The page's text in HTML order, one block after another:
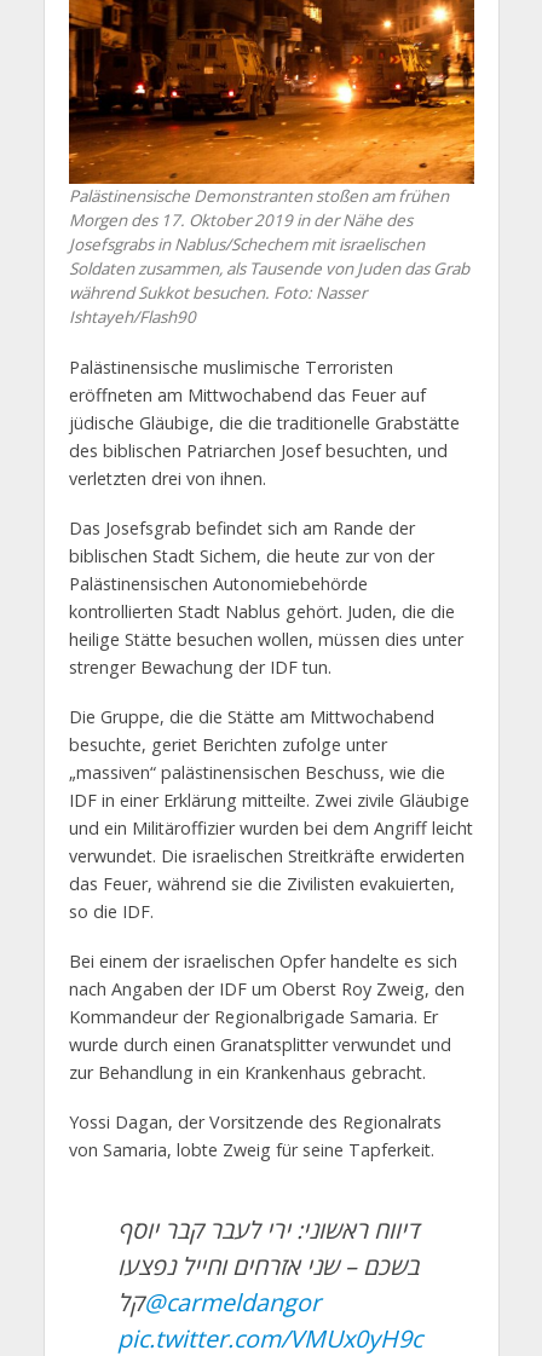
Palästinensische Demonstranten stoßen am frühen
Morgen des 17. Oktober 2019 in der Nähe des
Josefsgrabs in Nablus/Schechem mit israelischen
Soldaten zusammen, als Tausende von Juden das Grab
während Sukkot besuchen. Foto: Nasser
Ishtayeh/Flash90
Palästinensische muslimische Terroristen
eröffneten am Mittwochabend das Feuer auf
jüdische Gläubige, die die traditionelle Grabstätte
des biblischen Patriarchen Josef besuchten, und
verletzten drei von ihnen.
Das Josefsgrab befindet sich am Rande der
biblischen Stadt Sichem, die heute zur von der
Palästinensischen Autonomiebehörde
kontrollierten Stadt Nablus gehört. Juden, die die
heilige Stätte besuchen wollen, müssen dies unter
strenger Bewachung der IDF tun.
Die Gruppe, die die Stätte am Mittwochabend
besuchte, geriet Berichten zufolge unter
„massiven“ palästinensischen Beschuss, wie die
IDF in einer Erklärung mitteilte. Zwei zivile Gläubige
und ein Militäroffizier wurden bei dem Angriff leicht
verwundet. Die israelischen Streitkräfte erwiderten
das Feuer, während sie die Zivilisten evakuierten,
so die IDF.
Bei einem der israelischen Opfer handelte es sich
nach Angaben der IDF um Oberst Roy Zweig, den
Kommandeur der Regionalbrigade Samaria. Er
wurde durch einen Granatsplitter verwundet und
zur Behandlung in ein Krankenhaus gebracht.
Yossi Dagan, der Vorsitzende des Regionalrats
von Samaria, lobte Zweig für seine Tapferkeit.
דיווח ראשוני: ירי לעבר קבר יוסף
בשכם – שני אזרחים וחייל נפצעו
קל@carmeldangor
pic.twitter.com/VMUx0yH9c